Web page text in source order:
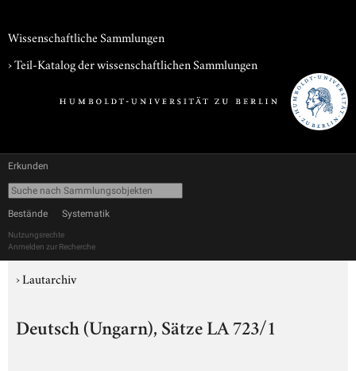
Wissenschaftliche Sammlungen
› Teil-Katalog der wissenschaftlichen Sammlungen
Erkunden
Bestände Systematik
Nutzungsrechte
Anmelden zur Recherche
›Lautarchiv
Deutsch (Ungarn), Sätze LA 723/1